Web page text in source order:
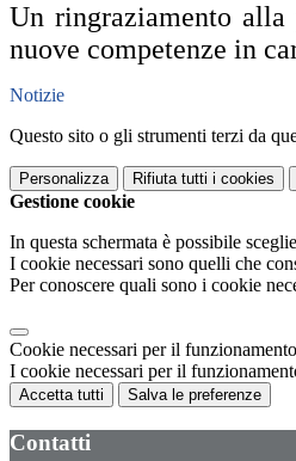
Un ringraziamento
nuove competenze in
Notizie
Questo sito o gli strumenti terzi da
Personalizza Rifiuta tutti i cookies
Gestione cookie
In questa schermata è possibile
I cookie necessari sono quelli che
Per conoscere quali sono i cookie
Cookie necessari per il funzionamento
I cookie necessari per il
Accetta tutti Salva le preferenze
Contatti